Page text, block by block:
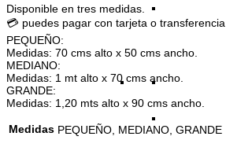
Disponible en tres medidas.
💳 puedes pagar con tarjeta o transferencia
PEQUEÑO:
Medidas: 70 cms alto x 50 cms ancho.
MEDIANO:
Medidas: 1 mt alto x 70 cms ancho.
GRANDE:
Medidas: 1,20 mts alto x 90 cms ancho.
Medidas PEQUEÑO, MEDIANO, GRANDE